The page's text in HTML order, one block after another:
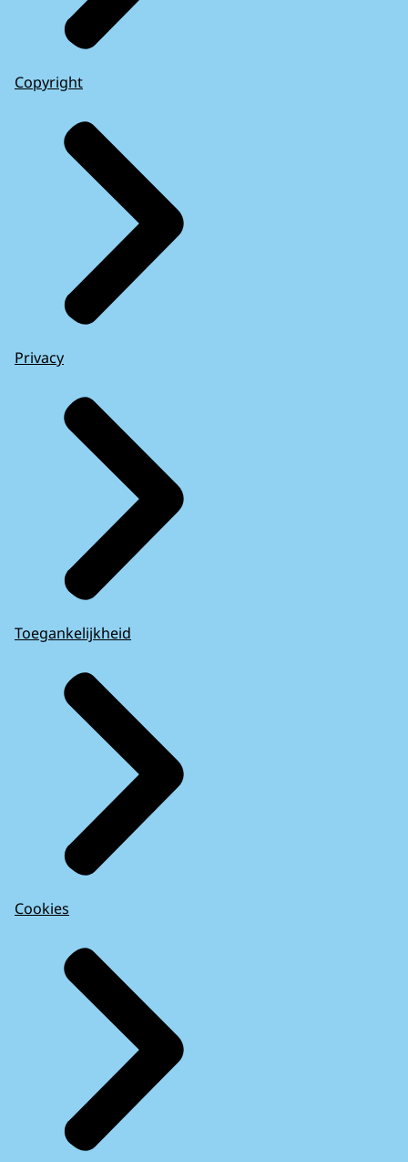
Copyright
Privacy
Toegankelijkheid
Cookies